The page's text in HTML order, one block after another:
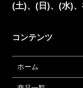
(土)、(日)、(水)、
コンテンツ
ホーム